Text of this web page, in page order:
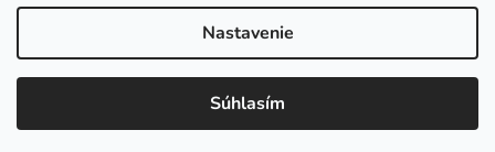
Nastavenie
Súhlasím
: Zaplaťte vopred a získajte
Vytvoril Shoptet Premium
Copyright 2026L2.sk. Všetky práva vyhradené.
môžem pomôcť?“